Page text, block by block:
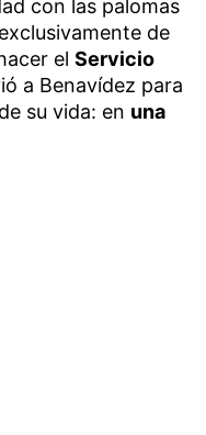
con las palomas
de
el Servicio
a Benavídez para
su vida: en una